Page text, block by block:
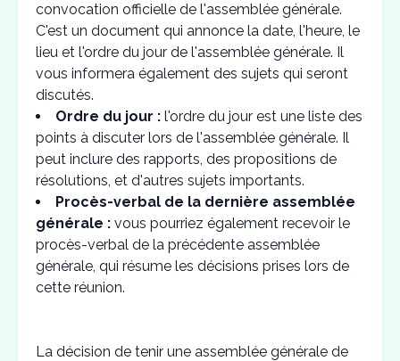
convocation officielle de l'assemblée générale.
C'est un document qui annonce la date, l'heure, le
lieu et l'ordre du jour de l'assemblée générale. Il
vous informera également des sujets qui seront
discutés.
Ordre du jour : l'ordre du jour est une liste des
points à discuter lors de l'assemblée générale. Il
peut inclure des rapports, des propositions de
résolutions, et d'autres sujets importants.
Procès-verbal de la dernière assemblée
générale : vous pourriez également recevoir le
procès-verbal de la précédente assemblée
générale, qui résume les décisions prises lors de
cette réunion.
La décision de tenir une assemblée générale de